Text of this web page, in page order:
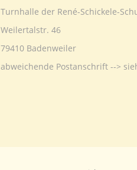
Turnhalle der René-Schickele-
Weilertalstr. 46
79410 Badenweiler
abweichende Postanschrift -->